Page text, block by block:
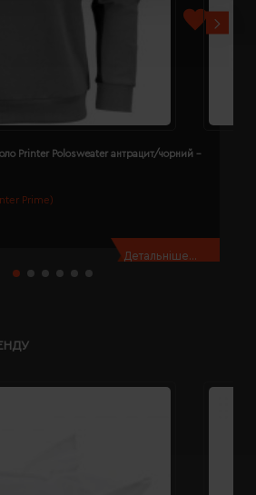
Prime)
Printer Polosweater антрацит/чорний -
Детальніше...